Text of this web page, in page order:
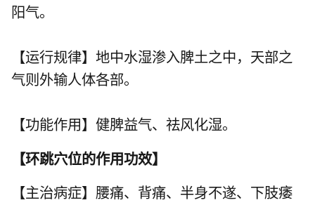
阳气。
【运行规律】地中水湿渗入脾土之中，天部之
气则外输人体各部。
【功能作用】健脾益气、祛风化湿。
【环跳穴位的作用功效】
【主治病症】腰痛、背痛、半身不遂、下肢痿